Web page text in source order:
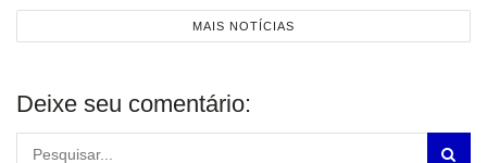
MAIS NOTÍCIAS
Deixe seu comentário: